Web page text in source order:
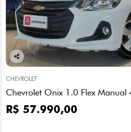
Co
arti
lhe
CHEVROLET
Chevrolet Onix 1.0 Flex
R$ 57.990,00